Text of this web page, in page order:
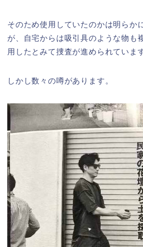
そのため使用していたのかは明らか
が、自宅からは吸引具のような物も
用したとみて捜査が進められていま
しかし数々の噂があります。